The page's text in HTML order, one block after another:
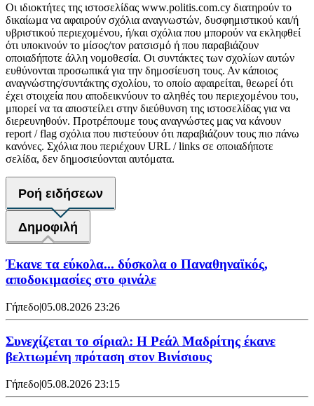
Οι ιδιοκτήτες της ιστοσελίδας www.politis.com.cy διατηρούν το
δικαίωμα να αφαιρούν σχόλια αναγνωστών, δυσφημιστικού και/ή
υβριστικού περιεχομένου, ή/και σχόλια που μπορούν να εκληφθεί
ότι υποκινούν το μίσος/τον ρατσισμό ή που παραβιάζουν
οποιαδήποτε άλλη νομοθεσία. Οι συντάκτες των σχολίων αυτών
ευθύνονται προσωπικά για την δημοσίευση τους. Αν κάποιος
αναγνώστης/συντάκτης σχολίου, το οποίο αφαιρείται, θεωρεί ότι
έχει στοιχεία που αποδεικνύουν το αληθές του περιεχομένου του,
μπορεί να τα αποστείλει στην διεύθυνση της ιστοσελίδας για να
διερευνηθούν. Προτρέπουμε τους αναγνώστες μας να κάνουν
report / flag σχόλια που πιστεύουν ότι παραβιάζουν τους πιο πάνω
κανόνες. Σχόλια που περιέχουν URL / links σε οποιαδήποτε
σελίδα, δεν δημοσιεύονται αυτόματα.
Ροή ειδήσεων
Δημοφιλή
Έκανε τα εύκολα... δύσκολα ο Παναθηναϊκός,
αποδοκιμασίες στο φινάλε
Γήπεδο|05.08.2026 23:26
Συνεχίζεται το σίριαλ: Η Ρεάλ Μαδρίτης έκανε
βελτιωμένη πρόταση στον Βινίσιους
Γήπεδο|05.08.2026 23:15